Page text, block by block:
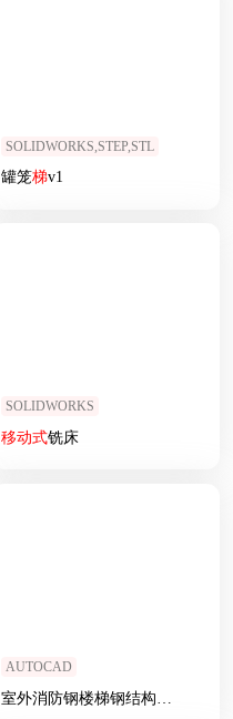
SOLIDWORKS,STEP,STL
罐笼梯v1
SOLIDWORKS
移动式铣床
AUTOCAD